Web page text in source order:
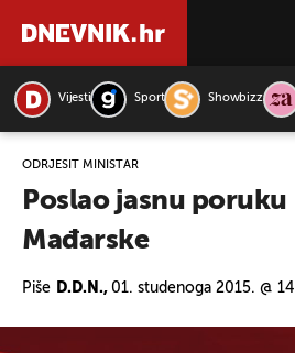
Vijesti Sport Showbizz
ODRJEŠIT MINISTAR
Poslao jasnu
Mađarske
Piše D.D.N., 01. studenoga 2015. @
PRETRAŽITE VIJESTI